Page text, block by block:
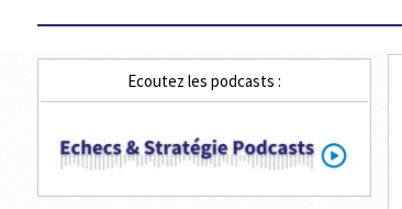
Ecoutez les podcasts :